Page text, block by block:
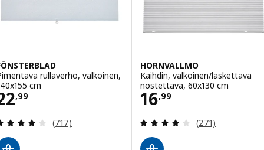
rullaverho, valkoinen,
cm
,99 22,99
Arvio: 3.8 / 5 tähteä. Arvostelut yhteensä:
(717)
HORNVALLMO
Kaihdin, valkoinen/laskettava
nostettava, 60x130 cm
16,99
Hinta 16,99
Arvio: 3.8 / 5
(271)